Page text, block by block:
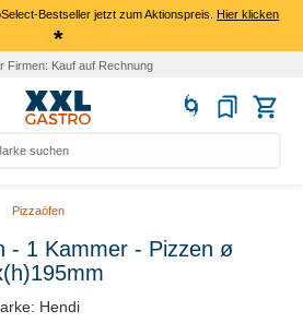
Bestseller jetzt zum Aktionspreis.Hier klicken
*
Firmen: Kauf auf Rechnung
suchen
Pizzaöfen
- 1 Kammer - Pizzen ø
Hendi